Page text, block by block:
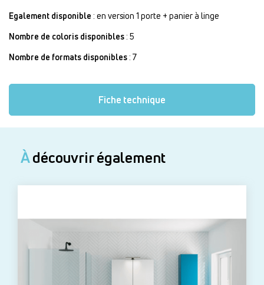
Egalement disponible : en version 1 porte + panier à linge
Nombre de coloris disponibles : 5
Nombre de formats disponibles : 7
Fiche technique
Àdécouvrir également